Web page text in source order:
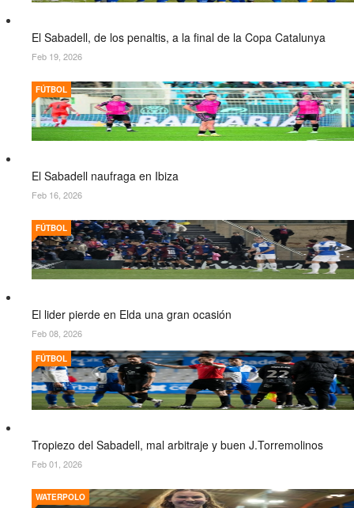
El Sabadell, de los penaltis, a la final de la Copa Catalunya
Feb 19, 2026
El Sabadell naufraga en Ibiza
FÚTBOL
Feb 16, 2026
El lider pierde en Elda una gran ocasión
FÚTBOL
Feb 08, 2026
Tropiezo del Sabadell, mal arbitraje y buen J.Torremolinos
FÚTBOL
Feb 01, 2026
WATERPOLO